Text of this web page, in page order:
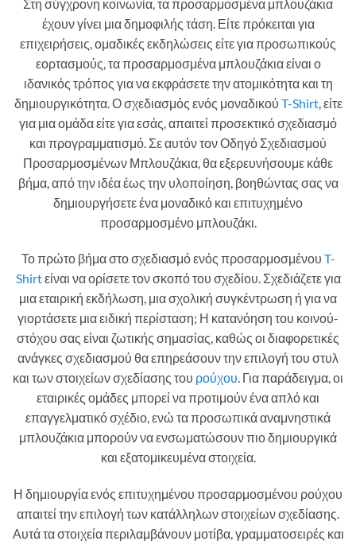
Στη σύγχρονη κοινωνία, τα προσαρμοσμένα μπλουζάκια
έχουν γίνει μια δημοφιλής τάση. Είτε πρόκειται για
επιχειρήσεις, ομαδικές εκδηλώσεις είτε για προσωπικούς
εορτασμούς, τα προσαρμοσμένα μπλουζάκια είναι ο
ιδανικός τρόπος για να εκφράσετε την ατομικότητα και τη
δημιουργικότητα. Ο σχεδιασμός ενός μοναδικού T-Shirt, είτε
για μια ομάδα είτε για εσάς, απαιτεί προσεκτικό σχεδιασμό
και προγραμματισμό. Σε αυτόν τον Οδηγό Σχεδιασμού
Προσαρμοσμένων Μπλουζάκια, θα εξερευνήσουμε κάθε
βήμα, από την ιδέα έως την υλοποίηση, βοηθώντας σας να
δημιουργήσετε ένα μοναδικό και επιτυχημένο
προσαρμοσμένο μπλουζάκι.
Το πρώτο βήμα στο σχεδιασμό ενός προσαρμοσμένου T-
Shirtείναι να ορίσετε τον σκοπό του σχεδίου. Σχεδιάζετε για
μια εταιρική εκδήλωση, μια σχολική συγκέντρωση ή για να
γιορτάσετε μια ειδική περίσταση; Η κατανόηση του κοινού-
στόχου σας είναι ζωτικής σημασίας, καθώς οι διαφορετικές
ανάγκες σχεδιασμού θα επηρεάσουν την επιλογή του στυλ
και των στοιχείων σχεδίασης του ρούχου. Για παράδειγμα, οι
εταιρικές ομάδες μπορεί να προτιμούν ένα απλό και
επαγγελματικό σχέδιο, ενώ τα προσωπικά αναμνηστικά
μπλουζάκια μπορούν να ενσωματώσουν πιο δημιουργικά
και εξατομικευμένα στοιχεία.
Η δημιουργία ενός επιτυχημένου προσαρμοσμένου ρούχου
απαιτεί την επιλογή των κατάλληλων στοιχείων σχεδίασης.
Αυτά τα στοιχεία περιλαμβάνουν μοτίβα, γραμματοσειρές και